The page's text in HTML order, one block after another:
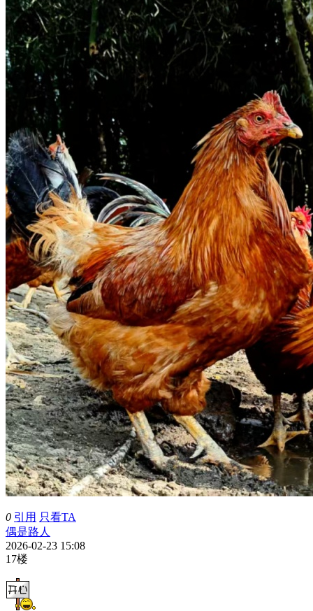
0 引用 只看TA
偶是路人
2026-02-23 15:08
17楼